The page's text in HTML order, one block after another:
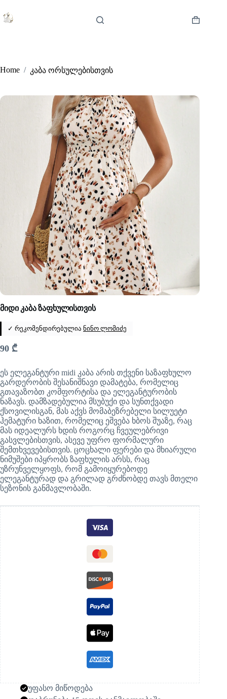
to
content
Shopping
Home / კაბა ორსულებისთვის
მიდი კაბა ზაფხულისთვის
✓ რეკომენდირებულია ნინო ლომიძე
90 ₾
ეს ელეგანტური midi კაბა არის თქვენი საზაფხულო
გარდერობის შესანიშნავი დამატება, რომელიც
გთავაზობთ კომფორტისა და ელეგანტურობის
ნაზავს. დამზადებულია მსუბუქი და სუნთქვადი
ქსოვილისგან, მას აქვს მომაბეზრებელი სილუეტი
ჰემატური ხაზით, რომელიც ეშვება ხბოს შუაზე, რაც
მას იდეალურს ხდის როგორც ჩვეულებრივი
გასვლებისთვის, ასევე უფრო ფორმალური
შემთხვევებისთვის. ცოცხალი ფერები და მხიარული
ნიმუშები იპყრობს ზაფხულის არსს, რაც
უზრუნველყოფს, რომ გამოიყურებოდე
ელეგანტურად და გრილად გრძნობდე თავს მთელი
სეზონის განმავლობაში.
უფასო მიწოდება